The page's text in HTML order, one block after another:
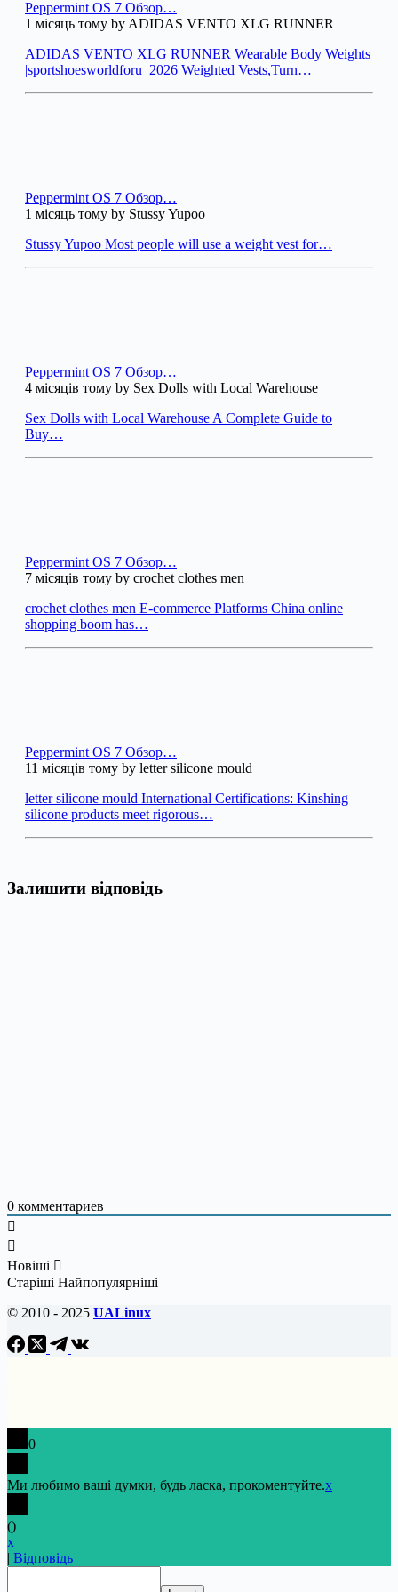
Peppermint OS 7 Обзор…
1 місяць тому by ADIDAS VENTO XLG RUNNER
ADIDAS VENTO XLG RUNNER Wearable Body Weights
|sportshoesworldforu_2026 Weighted Vests,Turn…
Peppermint OS 7 Обзор…
1 місяць тому by Stussy Yupoo
Stussy Yupoo Most people will use a weight vest for…
Peppermint OS 7 Обзор…
4 місяців тому by Sex Dolls with Local Warehouse
Sex Dolls with Local Warehouse A Complete Guide to
Buy…
Peppermint OS 7 Обзор…
7 місяців тому by crochet clothes men
crochet clothes men E-commerce Platforms China online
shopping boom has…
Peppermint OS 7 Обзор…
11 місяців тому by letter silicone mould
letter silicone mould International Certifications: Kinshing
silicone products meet rigorous…
Залишити відповідь
0 комментариев
Новіші
Старіші Найпопулярніші
© 2010 - 2025 UALinux
0
Ми любимо ваші думки, будь ласка, прокоментуйте.x
()
x
| Відповідь